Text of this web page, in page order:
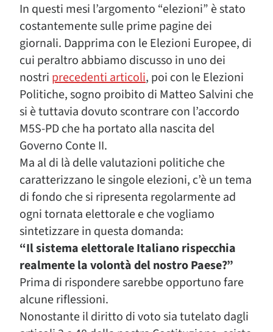
In questi mesi l’argomento “elezioni” è stato
costantemente sulle prime pagine dei
giornali. Dapprima con le Elezioni Europee, di
cui peraltro abbiamo discusso in uno dei
nostri precedenti articoli, poi con le Elezioni
Politiche, sogno proibito di Matteo Salvini che
si è tuttavia dovuto scontrare con l’accordo
M5S-PD che ha portato alla nascita del
Governo Conte II.
Ma al di là delle valutazioni politiche che
caratterizzano le singole elezioni, c’è un tema
di fondo che si ripresenta regolarmente ad
ogni tornata elettorale e che vogliamo
sintetizzare in questa domanda:
“Il sistema elettorale Italiano rispecchia
realmente la volontà del nostro Paese?”
Prima di rispondere sarebbe opportuno fare
alcune riflessioni.
Nonostante il diritto di voto sia tutelato dagli